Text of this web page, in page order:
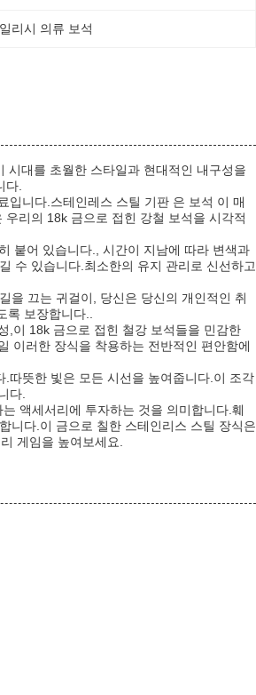
리시 의류 보석
시대를 초월한 스타일과 현대적인 내구성을
다.
입니다.스테인레스 스틸 기판 은 보석 이 매
리의 18k 금으로 접힌 강철 보석을 시각적
붙어 있습니다., 시간이 지남에 따라 변색과
수 있습니다.최소한의 유지 관리로 신선하고
을 끄는 귀걸이, 당신은 당신의 개인적인 취
보장합니다..
,이 18k 금으로 접힌 철강 보석들을 민감한
이러한 장식을 착용하는 전반적인 편안함에
따뜻한 빛은 모든 시선을 높여줍니다.이 조각
다.
액세서리에 투자하는 것을 의미합니다.훼
니다.이 금으로 칠한 스테인리스 스틸 장식은
게임을 높여보세요.